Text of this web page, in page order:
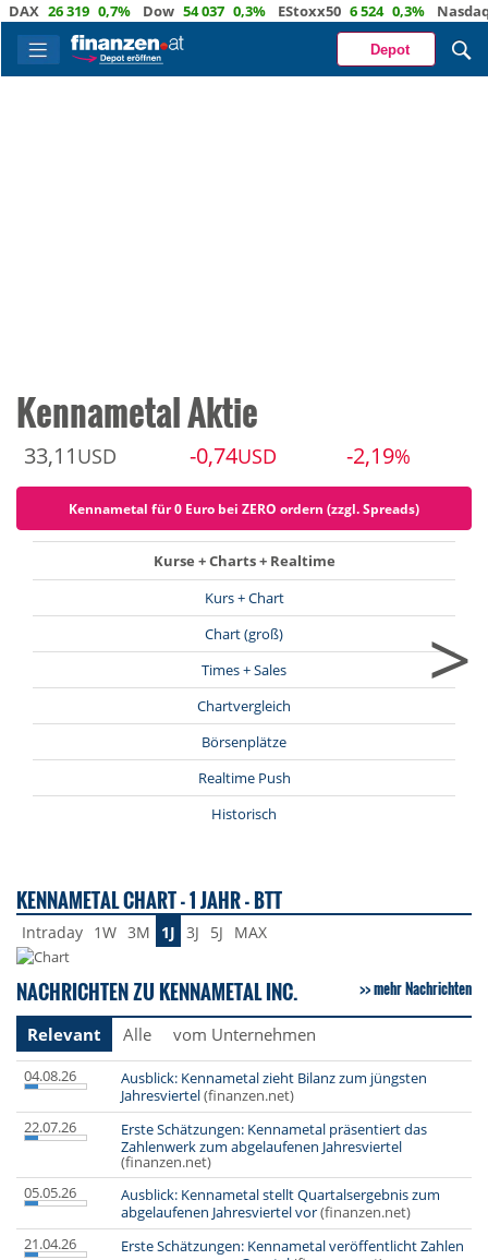
26 319 0,7% Dow 54 037 0,3% EStoxx50 6 524 0,3% Nasdaq 29
Depot
Kennametal Aktie
33,11 USD -0,74USD -2,19%
Kennametal für 0 Euro bei ZERO ordern (zzgl. Spreads)
Kurse + Charts + Realtime
Kurs + Chart
Chart (groß)
Times + Sales
Chartvergleich
Börsenplätze
Realtime Push
Historisch
>
KENNAMETAL CHART - 1 JAHR - BTT
Intraday 1W 3M 1J 3J 5J MAX
NACHRICHTEN ZU KENNAMETAL INC. mehr Nachrichten
Relevant Alle vom Unternehmen
04.08.26
Ausblick: Kennametal zieht Bilanz zum jüngsten
Jahresviertel(finanzen.net)
22.07.26
Erste Schätzungen: Kennametal präsentiert das
Zahlenwerk zum abgelaufenen Jahresviertel
(finanzen.net)
05.05.26
Ausblick: Kennametal stellt Quartalsergebnis zum
abgelaufenen Jahresviertel vor(finanzen.net)
21.04.26
Erste Schätzungen: Kennametal veröffentlicht Zahlen